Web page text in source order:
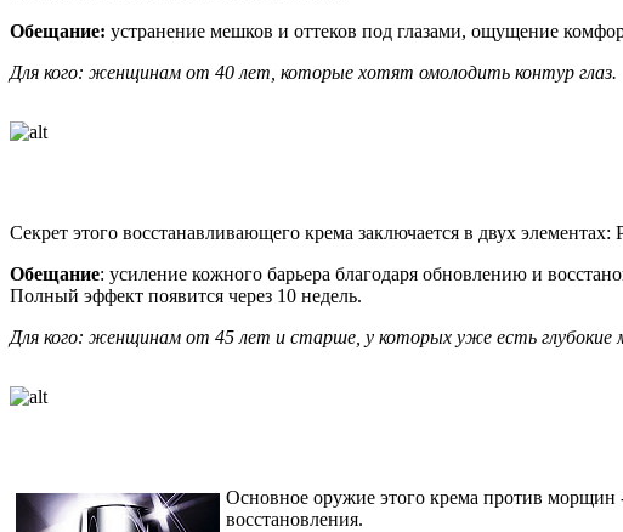
Обещание: устранение мешков и оттеков под глазами, ощущение
Для кого: женщинам от 40 лет, которые хотят омолодить контур глаз.
Секрет этого восстанавливающего крема заключается в двух
Обещание: усиление кожного барьера благодаря обновлению и
Полный эффект появится через 10 недель.
Для кого: женщинам от 45 лет и старше, у которых уже есть глубокие
Основное оружие этого крема против морщин
восстановления.